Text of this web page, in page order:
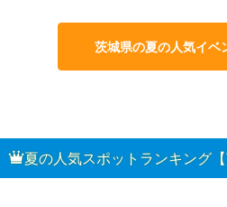
茨城県の夏の人気イベ
夏の人気スポットランキング【